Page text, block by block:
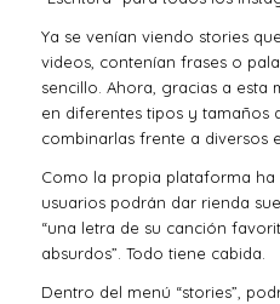
Ya se venían viendo stories
videos, contenían frases o
sencillo. Ahora, gracias a esta
en diferentes tipos y tamaños
combinarlas frente a diversos
Como la propia plataforma
usuarios podrán dar rienda
“una letra de su canción
absurdos”. Todo tiene cabida.
Dentro del menú “stories”,